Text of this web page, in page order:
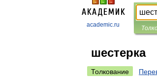
academic.ru
шестерка
Толкование